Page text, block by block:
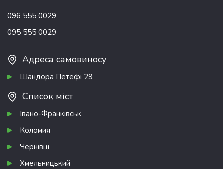
096 555 0029
095 555 0029
Адреса самовиносу
Шандора Петефі 29
Список міст
Івано-Франківськ
Коломия
Чернівці
Хмельницький